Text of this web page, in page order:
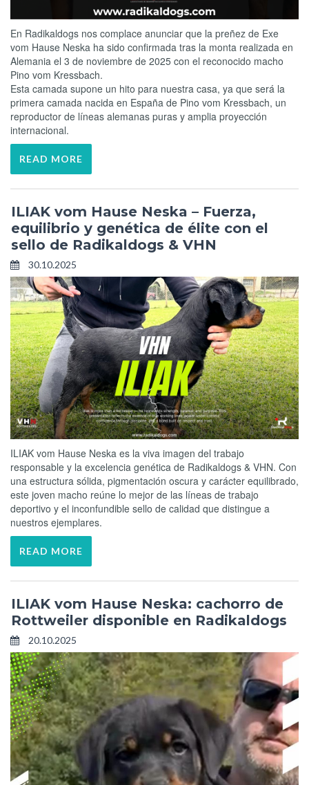
En Radikaldogs nos complace anunciar que la preñez de Exe
vom Hause Neska ha sido confirmada tras la monta realizada en
Alemania el 3 de noviembre de 2025 con el reconocido macho
Pino vom Kressbach.
Esta camada supone un hito para nuestra casa, ya que será la
primera camada nacida en España de Pino vom Kressbach, un
reproductor de líneas alemanas puras y amplia proyección
internacional.
READ MORE
ILIAK vom Hause Neska – Fuerza,
equilibrio y genética de élite con el
sello de Radikaldogs & VHN
30.10.2025
ILIAK vom Hause Neska es la viva imagen del trabajo
responsable y la excelencia genética de Radikaldogs & VHN. Con
una estructura sólida, pigmentación oscura y carácter equilibrado,
este joven macho reúne lo mejor de las líneas de trabajo
deportivo y el inconfundible sello de calidad que distingue a
nuestros ejemplares.
READ MORE
ILIAK vom Hause Neska: cachorro de
Rottweiler disponible en Radikaldogs
20.10.2025